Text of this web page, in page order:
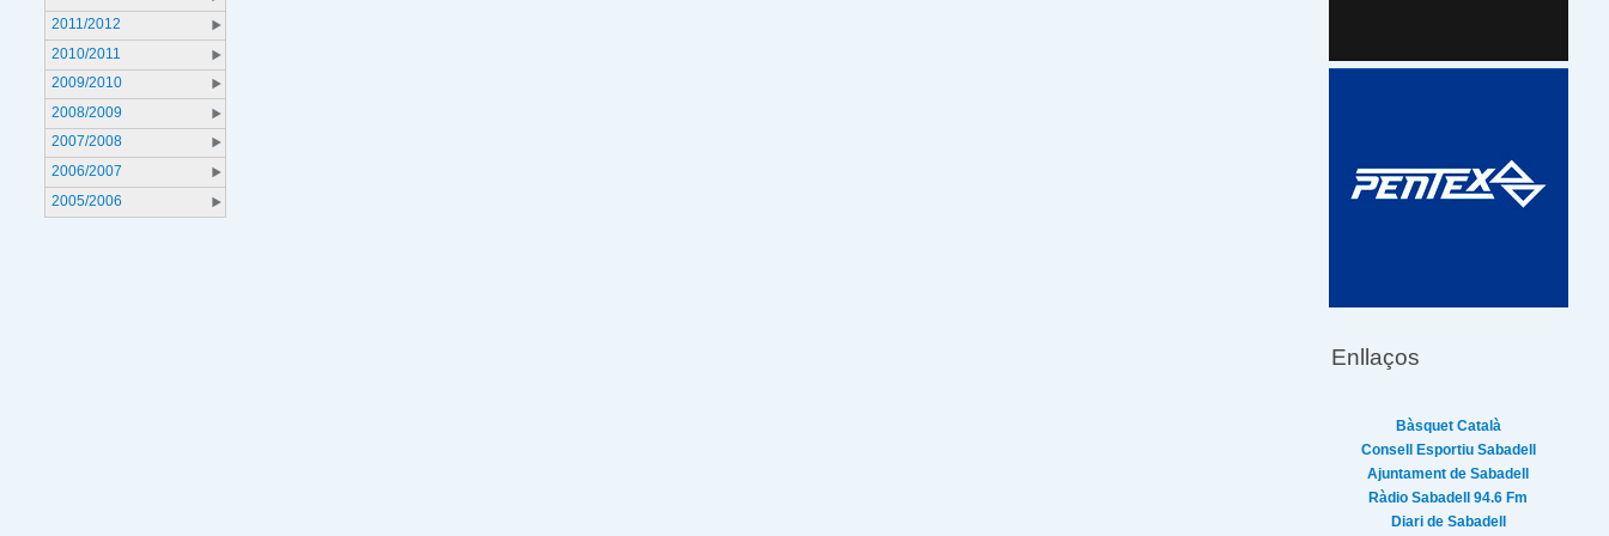
2011/2012
2010/2011
2009/2010
2008/2009
2007/2008
2006/2007
2005/2006
Enllaços
Bàsquet Català
Consell Esportiu Sabadell
Ajuntament de Sabadell
Ràdio Sabadell 94.6 Fm
Diari de Sabadell